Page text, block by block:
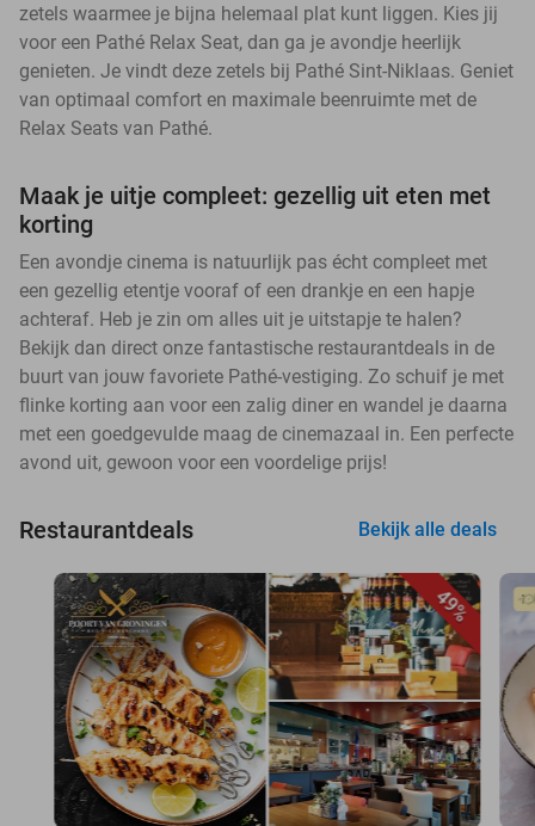
zetels waarmee je bijna helemaal plat kunt liggen. Kies jij
voor een Pathé Relax Seat, dan ga je avondje heerlijk
genieten. Je vindt deze zetels bij Pathé Sint-Niklaas. Geniet
van optimaal comfort en maximale beenruimte met de
Relax Seats van Pathé.
Maak je uitje compleet: gezellig uit eten met
korting
Een avondje cinema is natuurlijk pas écht compleet met
een gezellig etentje vooraf of een drankje en een hapje
achteraf. Heb je zin om alles uit je uitstapje te halen?
Bekijk dan direct onze fantastische restaurantdeals in de
buurt van jouw favoriete Pathé-vestiging. Zo schuif je met
flinke korting aan voor een zalig diner en wandel je daarna
met een goedgevulde maag de cinemazaal in. Een perfecte
avond uit, gewoon voor een voordelige prijs!
Restaurantdeals Bekijk alle deals
49%